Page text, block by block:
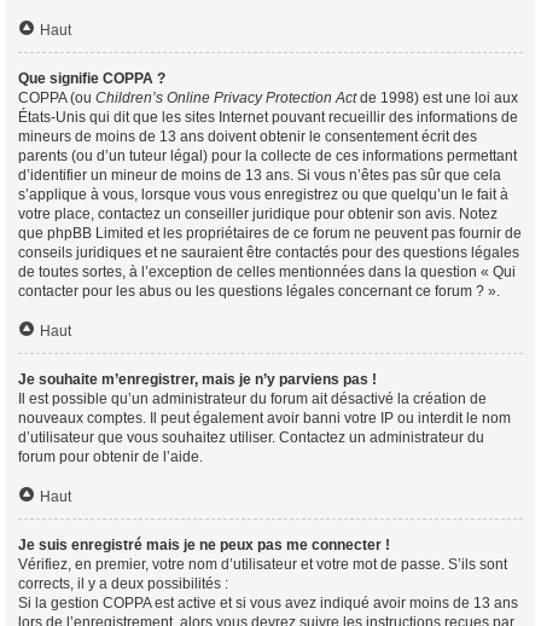
Haut
Que signifie COPPA ?
COPPA (ou Children’s Online Privacy Protection Actde 1998) est une loi aux
États-Unis qui dit que les sites Internet pouvant recueillir des informations de
mineurs de moins de 13 ans doivent obtenir le consentement écrit des
parents (ou d’un tuteur légal) pour la collecte de ces informations permettant
d’identifier un mineur de moins de 13 ans. Si vous n’êtes pas sûr que cela
s’applique à vous, lorsque vous vous enregistrez ou que quelqu’un le fait à
votre place, contactez un conseiller juridique pour obtenir son avis. Notez
que phpBB Limited et les propriétaires de ce forum ne peuvent pas fournir de
conseils juridiques et ne sauraient être contactés pour des questions légales
de toutes sortes, à l’exception de celles mentionnées dans la question « Qui
contacter pour les abus ou les questions légales concernant ce forum ? ».
Haut
Je souhaite m’enregistrer, mais je n’y parviens pas !
Il est possible qu’un administrateur du forum ait désactivé la création de
nouveaux comptes. Il peut également avoir banni votre IP ou interdit le nom
d’utilisateur que vous souhaitez utiliser. Contactez un administrateur du
forum pour obtenir de l’aide.
Haut
Je suis enregistré mais je ne peux pas me connecter !
Vérifiez, en premier, votre nom d’utilisateur et votre mot de passe. S’ils sont
corrects, il y a deux possibilités :
Si la gestion COPPA est active et si vous avez indiqué avoir moins de 13 ans
lors de l’enregistrement, alors vous devrez suivre les instructions reçues par